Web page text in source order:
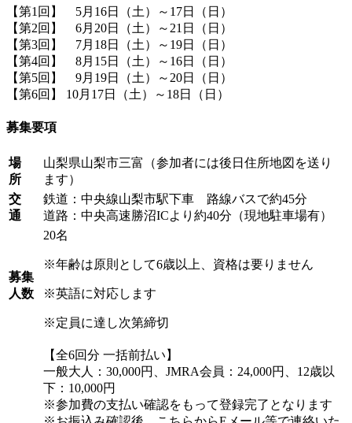
【第1回】 5月16日（土）～17日（日）
【第2回】 6月20日（土）～21日（日）
【第3回】 7月18日（土）～19日（日）
【第4回】 8月15日（土）～16日（日）
【第5回】 9月19日（土）～20日（日）
【第6回】 10月17日（土）～18日（日）
募集要項
場
所
山梨県山梨市三富（参加者には後日住所地図を送り
ます）
交
通
鉄道：中央線山梨市駅下車 路線バスで約45分
道路：中央高速勝沼ICより約40分（現地駐車場有）
募集
人数
20名
※年齢は原則として6歳以上、資格は要りません
※英語に対応します
※定員に達し次第締切
【全6回分 一括前払い】
一般大人：30,000円、JMRA会員：24,000円、12歳以
下：10,000円
※参加費の支払い確認をもって登録完了となります